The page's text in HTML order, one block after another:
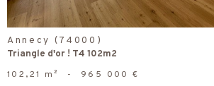
Annecy (74000)
Triangle d'or ! T4 102m2
102,21 m² - 965 000 €